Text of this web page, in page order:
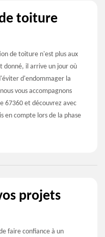
toiture
de toiture n'est plus aux
donné, il arrive un jour où
d'endommager la
vous accompagnons
67360 et découvrez avec
en compte lors de la phase
projets
faire confiance à un